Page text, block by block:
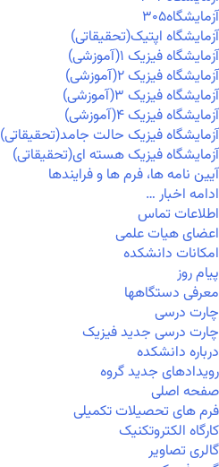
آزمايشگاه۳۰۵
آزمایشگاه اپتیک(تحقیقاتی)
آزمایشگاه فیزیک ۱(آموزشی)
آزمایشگاه فیزیک ۲(آموزشی)
آزمایشگاه فیزیک ۳(آموزشی)
آزمایشگاه فیزیک ۴(آموزشی)
آزمایشگاه فیزیک حالت جامد(تحقیقاتی)
آزمایشگاه فیزیک هسته ای(تحقیقاتی)
آیین نامه ها، فرم ها و فرایندها
ادامه اخبار …
اطلاعات تماس
اعضای هیات علمی
امکانات دانشکده
پیام روز
معرفی دستگاهها
چارت درسی
چارت درسی جدید فیزیک
درباره دانشکده
رویدادهای جدید گروه
صفحه اصلی
فرم های تحصیلات تکمیلی
کارگاه الکتروتکنیک
گالری تصاویر